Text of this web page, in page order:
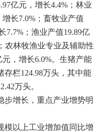
亿元，增长4.4%；林业
增长7.0%；畜牧业产值
7.7%；渔业产值19.89亿
农林牧渔业专业及辅助性
元，增长6.0%。生猪产能
存栏124.98万头，其中能
万头。
步增长，重点产业增势明
模以上工业增加值同比增